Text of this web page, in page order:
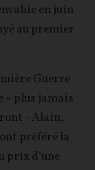
en juin
au premier
Guerre
« plus jamais
- Alain,
préféré la
prix d’une